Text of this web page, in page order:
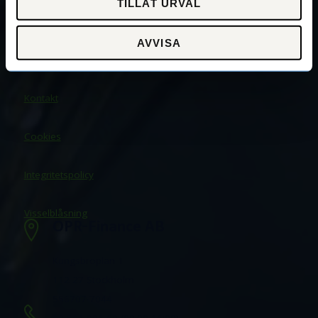
TILLÅT URVAL
AVVISA
Om oss
Kontakt
Cookies
Integritetspolicy
Visselblåsning